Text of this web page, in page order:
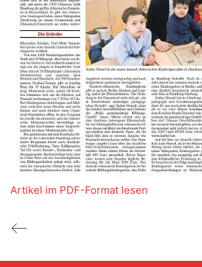
Artikel im PDF-Format lesen